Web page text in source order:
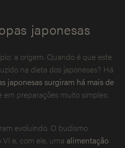
japonesas
a origem. Quando é que este
na dieta dos japoneses? Há
japonesas surgiram há mais de
em preparações muito simples:
evoluindo. O budismo
e, com ele, uma alimentação